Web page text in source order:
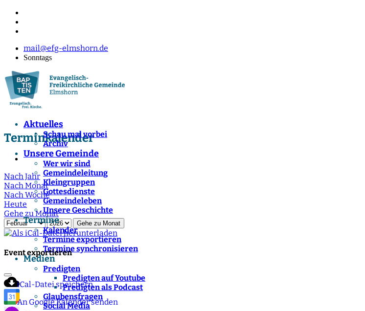
mail@efg-elmshorn.de
Sonntags
Aktuelles
Schau mal vorbei
Archiv
Unsere Gemeinde
Wer wir sind
Gemeindeleitung
Kleingruppen
Gottesdienste
Gemeindeleben
Unsere Geschichte
Termine
Kalender
Termine exportieren
Termine synchronisieren
Medien
Predigten
Predigten auf Youtube
Predigten als Podcast
Glaubensfragen
Social Media
Terminkalender
Nach Jahr
Nach Monat
Nach Woche
Heute
Gehe zu Monat
Gehe zu Monat
Event exportieren
iCal-Datei speichern
An Google Kalender senden